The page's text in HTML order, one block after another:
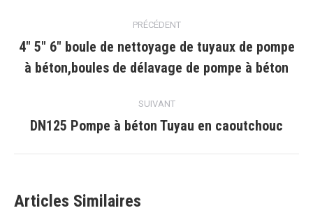
article
PRÉCÉDENT
Article
précédent
4″ 5″ 6″ boule de nettoyage de tuyaux de pompe
à béton,boules de délavage de pompe à béton
SUIVANT
Article
DN125 Pompe à béton Tuyau en caoutchouc
Articles Similaires